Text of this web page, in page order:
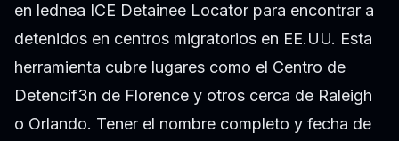
en lednea ICE Detainee Locator para encontrar a
detenidos en centros migratorios en EE.UU. Esta
herramienta cubre lugares como el Centro de
Detencif3n de Florence y otros cerca de Raleigh
o Orlando. Tener el nombre completo y fecha de